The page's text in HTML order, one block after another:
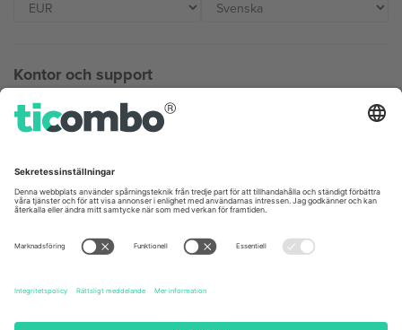
Kontor och support
Germany
Unter den Linden 24, 10117
United States
131 Continental Dr, Suite 305,
Newark, Delaware 19713, United
Switzerland
Dorfstrasse 52a, 6390
Engelberg, Switzerland